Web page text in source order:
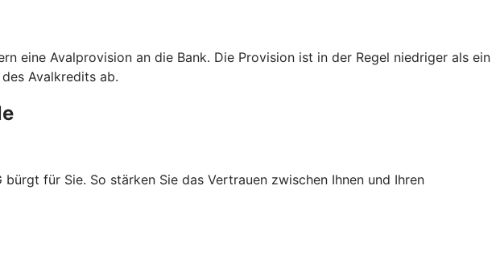
eine Avalprovision an die Bank. Die Provision ist in der Regel niedriger als ein
Avalkredits ab.
für Sie. So stärken Sie das Vertrauen zwischen Ihnen und Ihren